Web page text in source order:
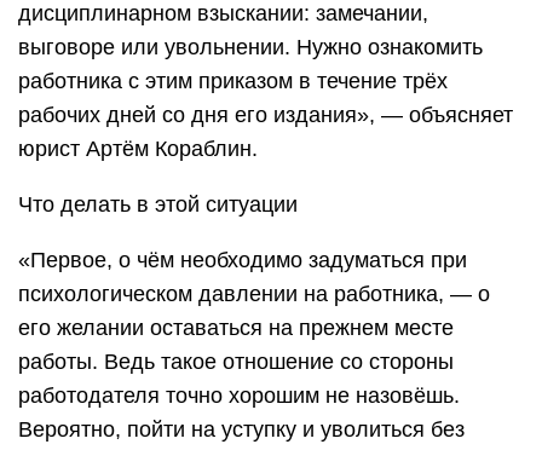
дисциплинарном взыскании: замечании,
выговоре или увольнении. Нужно ознакомить
работника с этим приказом в течение трёх
рабочих дней со дня его издания», — объясняет
юрист Артём Кораблин.
Что делать в этой ситуации
«Первое, о чём необходимо задуматься при
психологическом давлении на работника, — о
его желании оставаться на прежнем месте
работы. Ведь такое отношение со стороны
работодателя точно хорошим не назовёшь.
Вероятно, пойти на уступку и уволиться без